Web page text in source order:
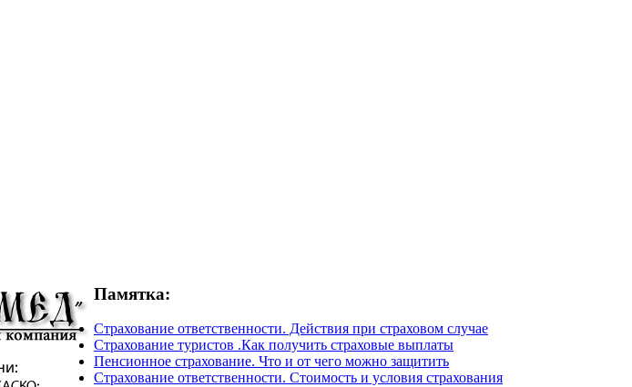
Памятка:
Страхование ответственности. Действия при страховом случае
Страхование туристов .Как получить страховые выплаты
Пенсионное страхование. Что и от чего можно защитить
Страхование ответственности. Стоимость и условия страхования